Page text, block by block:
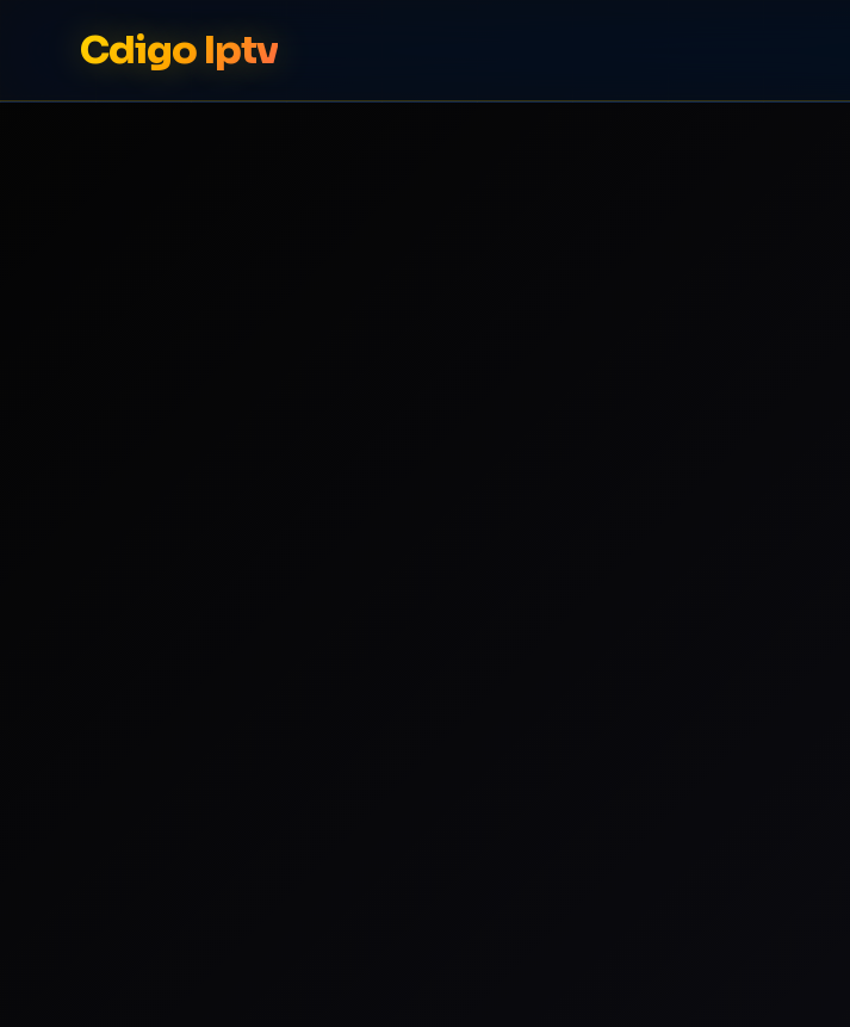
Cdigo Iptv